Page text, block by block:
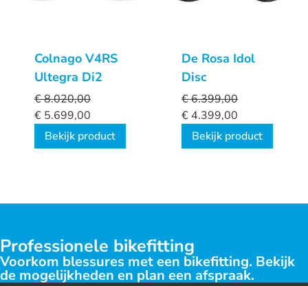
Colnago V4RS
Ultegra Di2
€8.020,00
€ 5.699,00
Bekijk product
De Rosa Idol
Disc
€6.399,00
€ 4.399,00
Bekijk product
Professionele bikefitting
Voorkom blessures met een bikefitting. Bekijk
de mogelijkheden en plan een afspraak.